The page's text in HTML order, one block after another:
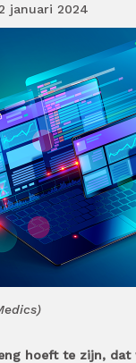
januari 2024
hoeft te zijn, dat